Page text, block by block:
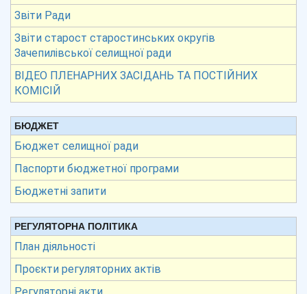
Звіти Ради
Звіти старост старостинських округів
Зачепилівської селищної ради
ВІДЕО ПЛЕНАРНИХ ЗАСІДАНЬ ТА ПОСТІЙНИХ
КОМІСІЙ
БЮДЖЕТ
Бюджет селищної ради
Паспорти бюджетної програми
Бюджетні запити
РЕГУЛЯТОРНА ПОЛІТИКА
План діяльності
Проєкти регуляторних актів